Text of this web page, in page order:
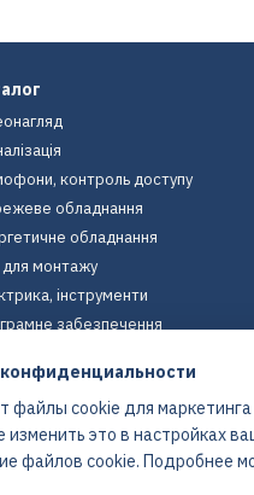
контроль доступу
обладнання
обладнання
монтажу
інструменти
забезпечення
обладнання
файлы cookie для
это в настройках
файлов cookie. Подробнее